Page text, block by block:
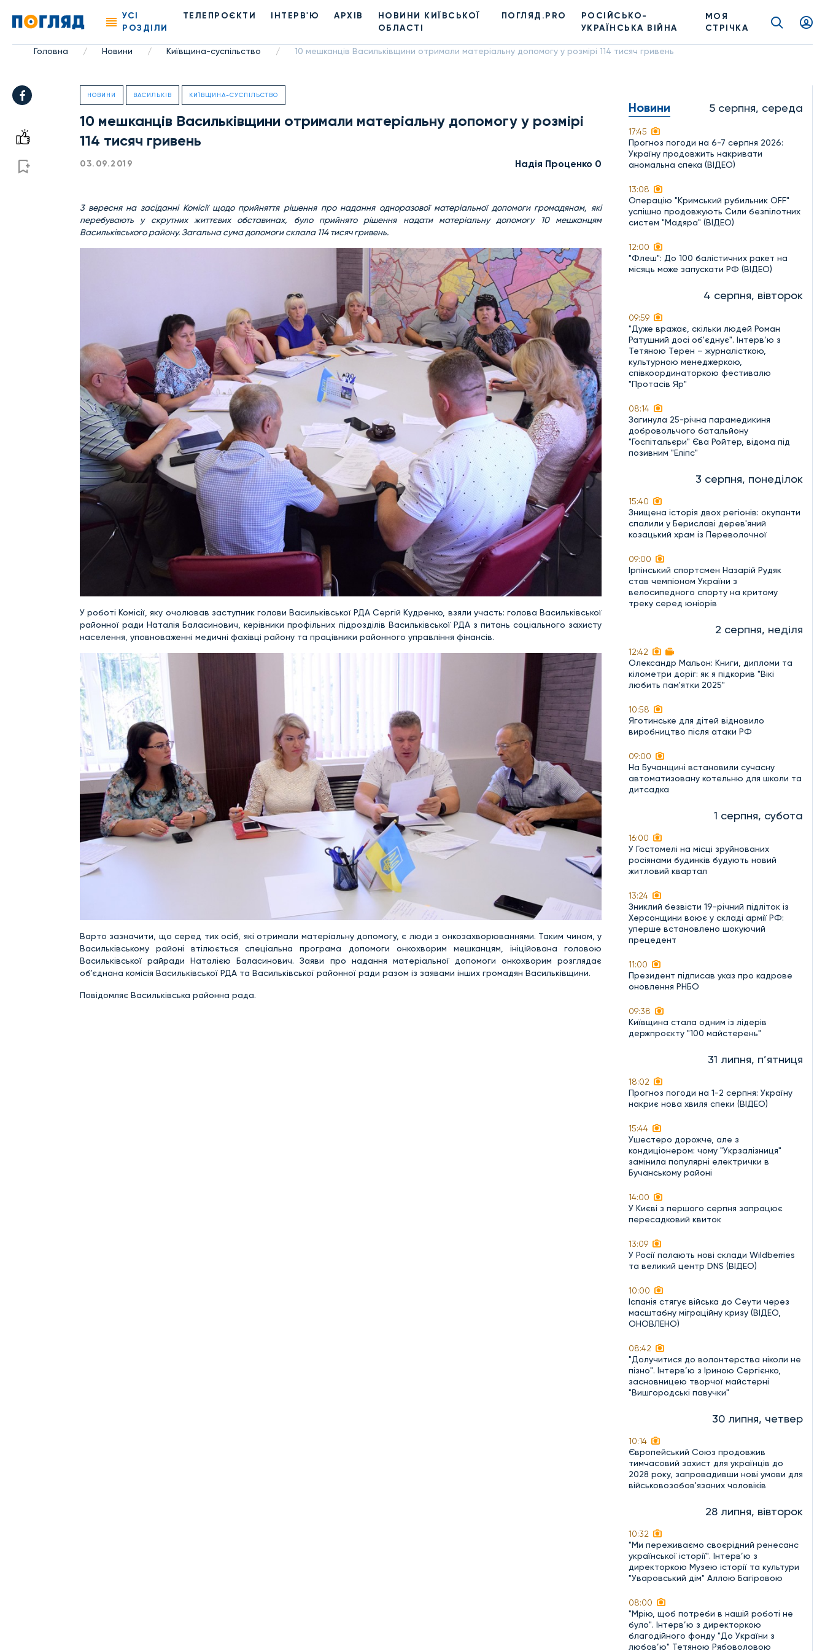
УСІ
РОЗДІЛИ
ТЕЛЕПРОЄКТИ ІНТЕРВ'Ю АРХІВ
НОВИНИ КИЇВСЬКОЇ
ОБЛАСТІ
ПОГЛЯД.PRO
РОСІЙСЬКО-
УКРАЇНСЬКА ВІЙНА
МОЯ
СТРІЧКА
Головна / Новини / Київщина-суспільство / 10 мешканців Васильківщини отримали матеріальну допомогу у розмірі 114 тисяч гривень
НОВИНИ ВАСИЛЬКІВ КИЇВЩИНА-СУСПІЛЬСТВО
10 мешканців Васильківщини отримали матеріальну допомогу у розмірі
114 тисяч гривень
03.09.2019 Надiя Проценко 0
3 вересня на засіданні Комісії щодо прийняття рішення про надання одноразової матеріальної допомоги громадянам, які
перебувають у скрутних життєвих обставинах, було прийнято рішення надати матеріальну допомогу 10 мешканцям
Васильківського району. Загальна сума допомоги склала 114 тисяч гривень.
У роботі Комісії, яку очолював заступник голови Васильківської РДА Сергій Кудренко, взяли участь: голова Васильківської
районної ради Наталія Баласинович, керівники профільних підрозділів Васильківської РДА з питань соціального захисту
населення, уповноваженні медичні фахівці району та працівники районного управління фінансів.
Варто зазначити, що серед тих осіб, які отримали матеріальну допомогу, є люди з онкозахворюваннями. Таким чином, у
Васильківському районі втілюється спеціальна програма допомоги онкохворим мешканцям, ініційована головою
Васильківської райради Наталією Баласинович. Заяви про надання матеріальної допомоги онкохворим розглядає
об’єднана комісія Васильківської РДА та Васильківської районної ради разом із заявами інших громадян Васильківщини.
Повідомляє Васильківська районна рада.
Новини 5 серпня, середа
17:45
Прогноз погоди на 6-7 серпня 2026:
Україну продовжить накривати
аномальна спека (ВІДЕО)
13:08
Операцію "Кримський рубильник OFF"
успішно продовжують Сили безпілотних
систем "Мадяра" (ВІДЕО)
12:00
"Флеш": До 100 балістичних ракет на
місяць може запускати РФ (ВІДЕО)
4 серпня, вівторок
09:59
"Дуже вражає, скільки людей Роман
Ратушний досі об'єднує". Інтерв’ю з
Тетяною Терен – журналісткою,
культурною менеджеркою,
співкоординаторкою фестивалю
"Протасів Яр"
08:14
Загинула 25-річна парамедикиня
добровольчого батальйону
"Госпітальєри" Єва Ройтер, відома під
позивним "Еліпс"
3 серпня, понеділок
15:40
Знищена історія двох регіонів: окупанти
спалили у Бериславі дерев'яний
козацький храм із Переволочної
09:00
Ірпінський спортсмен Назарій Рудяк
став чемпіоном України з
велосипедного спорту на критому
треку серед юніорів
2 серпня, неділя
12:42
Олександр Мальон: Книги, дипломи та
кілометри доріг: як я підкорив "Вікі
любить пам'ятки 2025"
10:58
Яготинське для дітей відновило
виробництво після атаки РФ
09:00
На Бучанщині встановили сучасну
автоматизовану котельню для школи та
дитсадка
1 серпня, субота
16:00
У Гостомелі на місці зруйнованих
росіянами будинків будують новий
житловий квартал
13:24
Зниклий безвісти 19-річний підліток із
Херсонщини воює у складі армії РФ:
уперше встановлено шокуючий
прецедент
11:00
Президент підписав указ про кадрове
оновлення РНБО
09:38
Київщина стала одним із лідерів
держпроєкту "100 майстерень"
31 липня, п’ятниця
18:02
Прогноз погоди на 1-2 серпня: Україну
накриє нова хвиля спеки (ВІДЕО)
15:44
Ушестеро дорожче, але з
кондиціонером: чому "Укрзалізниця"
замінила популярні електрички в
Бучанському районі
14:00
У Києві з першого серпня запрацює
пересадковий квиток
13:09
У Росії палають нові склади Wildberries
та великий центр DNS (ВІДЕО)
10:00
Іспанія стягує війська до Сеути через
масштабну міграційну кризу (ВІДЕО,
ОНОВЛЕНО)
08:42
"Долучитися до волонтерства ніколи не
пізно". Інтерв’ю з Іриною Сергієнко,
засновницею творчої майстерні
"Вишгородські павучки"
30 липня, четвер
10:14
Європейський Союз продовжив
тимчасовий захист для українців до
2028 року, запровадивши нові умови для
військовозобов'язаних чоловіків
28 липня, вівторок
10:32
"Ми переживаємо своєрідний ренесанс
української історії". Інтерв’ю з
директоркою Музею історії та культури
"Уваровський дім" Аллою Багіровою
08:00
"Мрію, щоб потреби в нашій роботі не
було". Інтерв’ю з директоркою
благодійного фонду "До України з
любов’ю" Тетяною Рябоволовою